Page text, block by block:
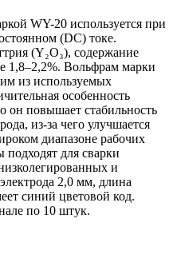
WY-20 используется при
(DC) токе.
(Y₂O₃), содержание
1,8–2,2%. Вольфрам марки
из используемых
особенность
он повышает стабильность
из-за чего улучшается
диапазоне рабочих
подходят для сварки
и
2,0 мм, длина
синий цветовой код.
по 10 штук.